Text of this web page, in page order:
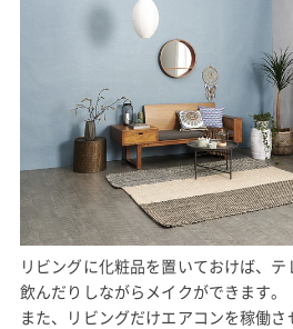
リビングに化粧品を置いておけば、
飲んだりしながらメイクができます。
また、リビングだけエアコンを稼働